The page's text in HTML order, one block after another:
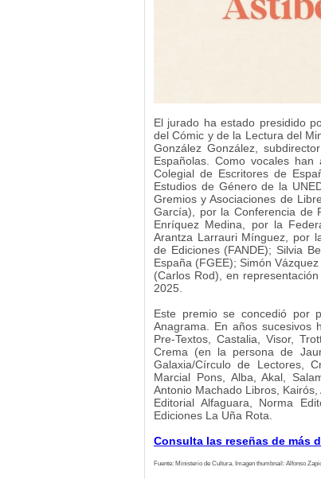
El jurado ha estado presidido
del Cómic y de la Lectura del
González González,
Españolas. Como vocales
Colegial de Escritores de
Estudios de Género de la
Gremios y Asociaciones de
García), por la Conferencia de
Enríquez Medina, por la
Arantza Larrauri Mínguez, por
de Ediciones (FANDE); Silvia
España (FGEE); Simón
(Carlos Rod), en
2025.
Este premio se concedió por
Anagrama. En años sucesivos
Pre-Textos, Castalia, Visor,
Crema (en la persona de
Galaxia/Círculo de Lectores,
Marcial Pons, Alba, Akal,
Antonio Machado Libros,
Editorial Alfaguara, Norma
Ediciones La Uña Rota.
Consulta las reseñas de más
Fuente: Ministerio de Cultura. Imagen thumbnail: Alfonso